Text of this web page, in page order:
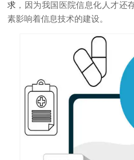
求 ，因为我国医院信息化人才还
素影响着信息技术的建设。